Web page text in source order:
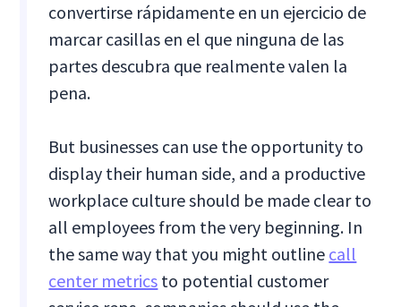
convertirse rápidamente en un ejercicio de
marcar casillas en el que ninguna de las
partes descubra que realmente valen la
pena.
But businesses can use the opportunity to
display their human side, and a productive
workplace culture should be made clear to
all employees from the very beginning. In
the same way that you might outline call
center metrics to potential customer